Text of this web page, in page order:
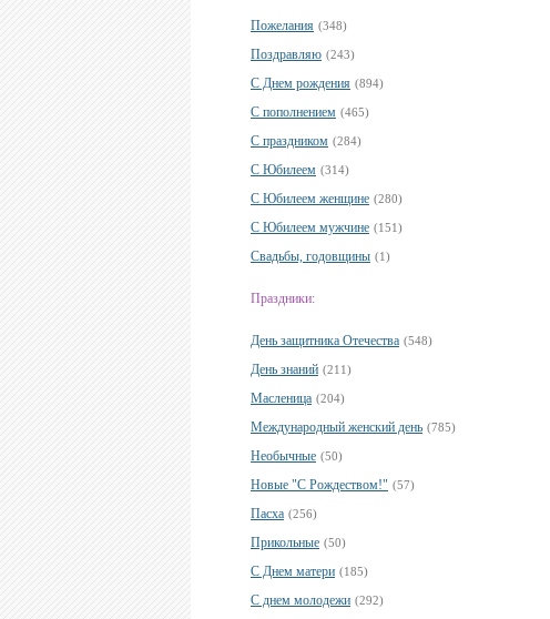
Пожелания (348)
Поздравляю (243)
С Днем рождения (894)
С пополнением (465)
С праздником (284)
С Юбилеем (314)
С Юбилеем женщине (280)
С Юбилеем мужчине (151)
Свадьбы, годовщины (1)
Праздники:
День защитника Отечества (548)
День знаний (211)
Масленица (204)
Международный женский день (785)
Необычные (50)
Новые "С Рождеством!" (57)
Пасха (256)
Прикольные (50)
С Днем матери (185)
С днем молодежи (292)